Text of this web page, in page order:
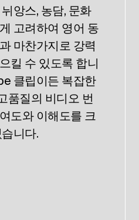
앙스, 농담, 문화
고려하여 영어 동
마찬가지로 강력
킬 수 있도록 합니
클립이든 복잡한
품질의 비디오 번
도와 이해도를 크
니다.